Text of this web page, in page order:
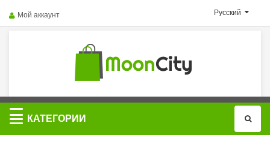
Русский
Мой аккаунт
Категории
КАТЕГОРИИ